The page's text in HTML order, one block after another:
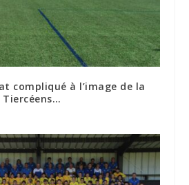
compliqué à l’image de la